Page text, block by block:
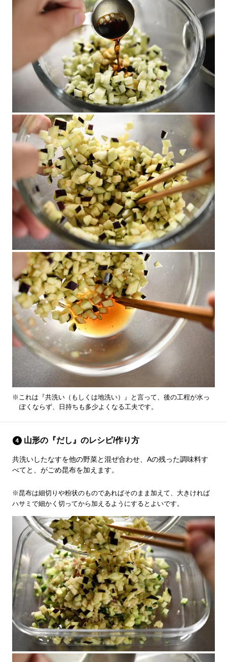
※これは『共洗い（もしくは地洗い）』と言って、後の工程が水っ
ぽくならず、日持ちも多少よくなる工夫です。
山形の『だし』のレシピ/作り方
共洗いしたなすを他の野菜と混ぜ合わせ、Aの残った調味料す
べてと、がごめ昆布を加えます。
※昆布は細切りや粉状のものであればそのまま加えて、大きければ
ハサミで細かく切ってから加えるようにするとよいです。